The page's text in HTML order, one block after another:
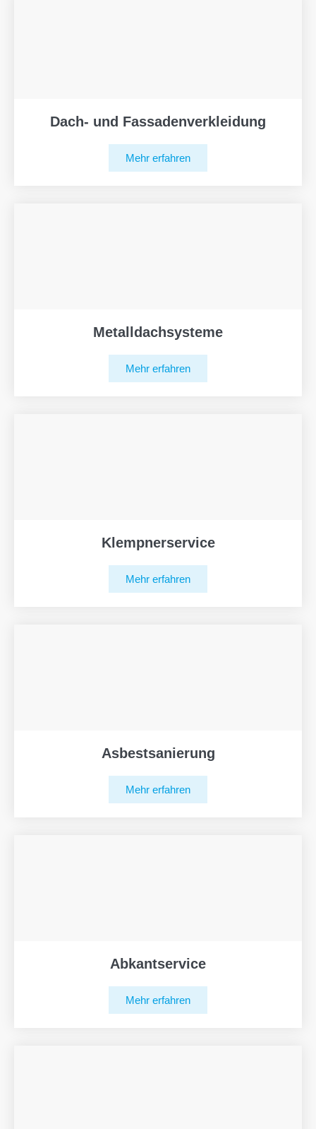
Dach- und Fassadenverkleidung
Mehr erfahren
Metalldachsysteme
Mehr erfahren
Klempnerservice
Mehr erfahren
Asbestsanierung
Mehr erfahren
Abkantservice
Mehr erfahren